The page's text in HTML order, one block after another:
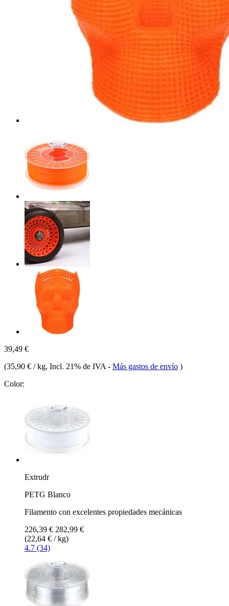
39,49 €
(35,90 € / kg, Incl. 21% de IVA - Más gastos de envío )
Color:
Extrudr
PETG Blanco
Filamento con excelentes propiedades mecánicas
226,39 € 282,99 €
(22,64 € / kg)
4.7 (34)